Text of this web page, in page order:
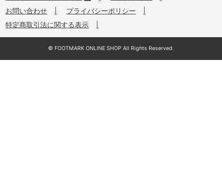
お問い合わせ
プライバシーポリシー
特定商取引法に関する表示
©︎ FOOTMARK ONLINE SHOP All Rights Reserved.